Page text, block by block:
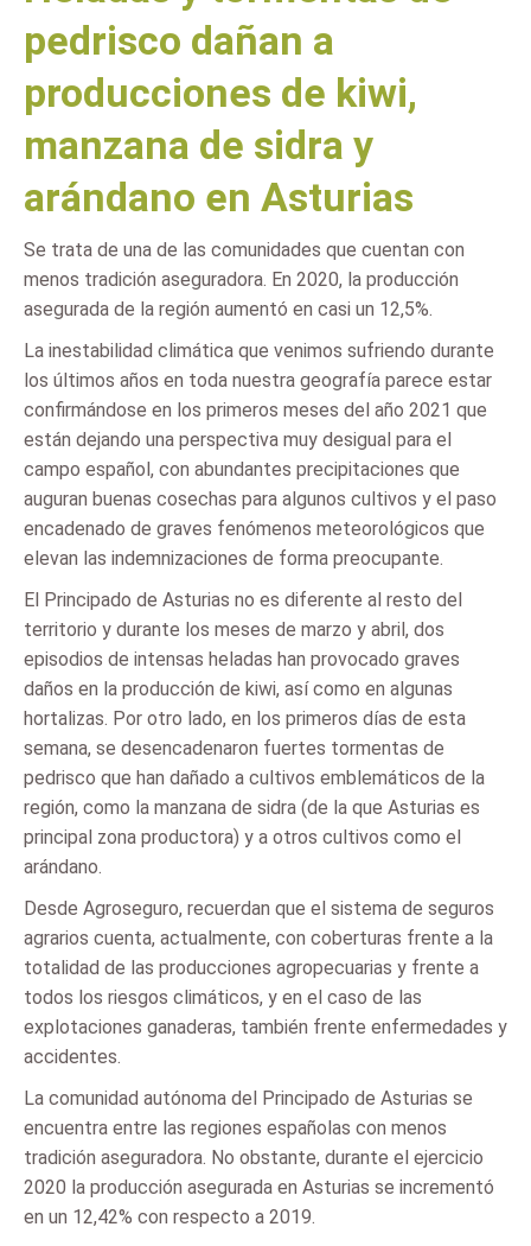
pedrisco dañan a
producciones de kiwi,
manzana de sidra y
arándano en Asturias
Se trata de una de las comunidades que cuentan con
menos tradición aseguradora. En 2020, la producción
asegurada de la región aumentó en casi un 12,5%.
La inestabilidad climática que venimos sufriendo durante
los últimos años en toda nuestra geografía parece estar
confirmándose en los primeros meses del año 2021 que
están dejando una perspectiva muy desigual para el
campo español, con abundantes precipitaciones que
auguran buenas cosechas para algunos cultivos y el paso
encadenado de graves fenómenos meteorológicos que
elevan las indemnizaciones de forma preocupante.
El Principado de Asturias no es diferente al resto del
territorio y durante los meses de marzo y abril, dos
episodios de intensas heladas han provocado graves
daños en la producción de kiwi, así como en algunas
hortalizas. Por otro lado, en los primeros días de esta
semana, se desencadenaron fuertes tormentas de
pedrisco que han dañado a cultivos emblemáticos de la
región, como la manzana de sidra (de la que Asturias es
principal zona productora) y a otros cultivos como el
arándano.
Desde Agroseguro, recuerdan que el sistema de seguros
agrarios cuenta, actualmente, con coberturas frente a la
totalidad de las producciones agropecuarias y frente a
todos los riesgos climáticos, y en el caso de las
explotaciones ganaderas, también frente enfermedades y
accidentes.
La comunidad autónoma del Principado de Asturias se
encuentra entre las regiones españolas con menos
tradición aseguradora. No obstante, durante el ejercicio
2020 la producción asegurada en Asturias se incrementó
en un 12,42% con respecto a 2019.